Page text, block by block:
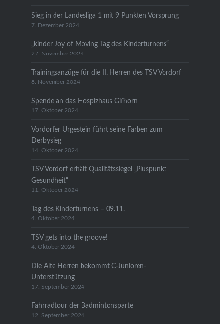
Sieg in der Landesliga 1 mit 9 Punkten Vorsprung
7. Dezember 2024
„kinder Joy of Moving Tag des Kinderturnens“
27. November 2024
Trainingsanzüge für die II. Herren des TSV Vordorf
8. November 2024
Spende an das Hospizhaus Gifhorn
17. Oktober 2024
Vordorfer Urgestein führt seine Farben zum
Derbysieg
14. Oktober 2024
TSV Vordorf erhält Qualitätssiegel „Pluspunkt
Gesundheit“
11. Oktober 2024
Tag des Kinderturnens – 09.11.
4. Oktober 2024
TSV gets into the groove!
4. Oktober 2024
Die Alte Herren bekommt C-Junioren-
Unterstützung
17. September 2024
Fahrradtour der Badmintonsparte
12. September 2024